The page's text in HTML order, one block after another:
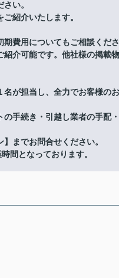
い。
紹介いたします。
費用についてもご相談くださ
介可能です。他社様の掲載
が担当し、全力でお客様の
手続き・引越し業者の手配
までお問合せください。
間となっております。